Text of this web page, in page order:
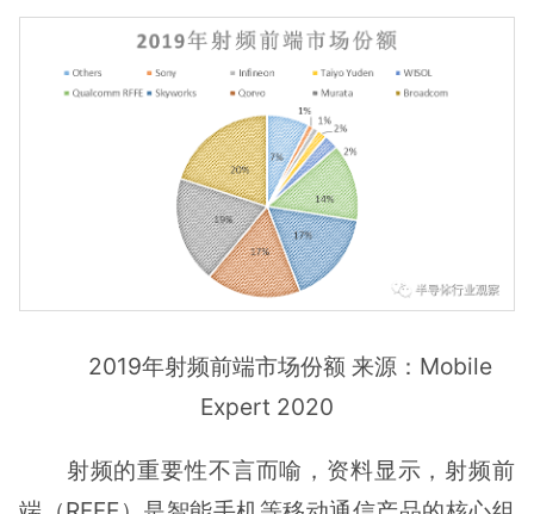
2019年射频前端市场份额 来源：Mobile
Expert 2020
射频的重要性不言而喻，资料显示，射频前